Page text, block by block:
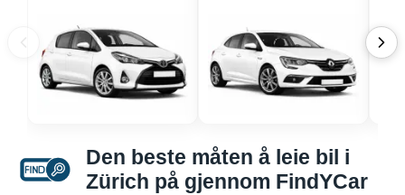
Den beste måten å leie bil i
Zürich på gjennom FindYCar